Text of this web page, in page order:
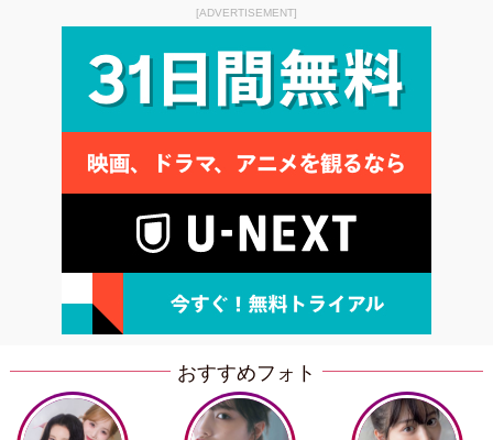
[ADVERTISEMENT]
おすすめフォト